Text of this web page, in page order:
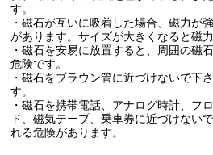
す。
・磁石が互いに吸着した場合、磁力が
があります。サイズが大きくなると磁
・磁石を安易に放置すると、周囲の磁
危険です。
・磁石をブラウン管に近づけないで下
す。
・磁石を携帯電話、アナログ時計、フ
ド、磁気テープ、乗車券に近づけない
れる危険があります。